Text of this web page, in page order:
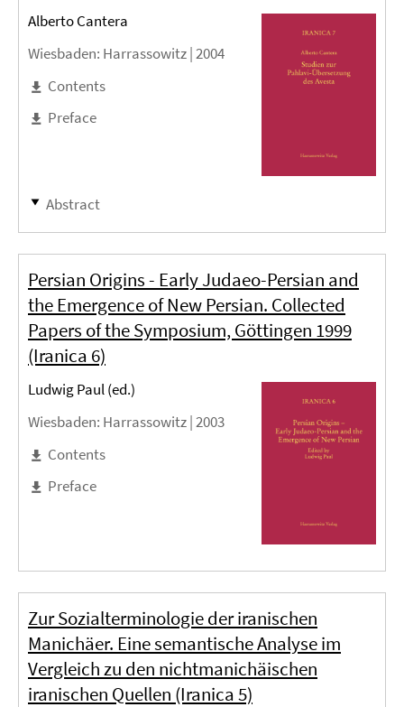
Alberto Cantera
Wiesbaden: Harrassowitz |2004
Contents
Preface
Abstract
Persian Origins - Early Judaeo-Persian and
the Emergence of New Persian. Collected
Papers of the Symposium, Göttingen 1999
(Iranica 6)
Ludwig Paul (ed.)
Wiesbaden: Harrassowitz |2003
Contents
Preface
Zur Sozialterminologie der iranischen
Manichäer. Eine semantische Analyse im
Vergleich zu den nichtmanichäischen
iranischen Quellen (Iranica 5)